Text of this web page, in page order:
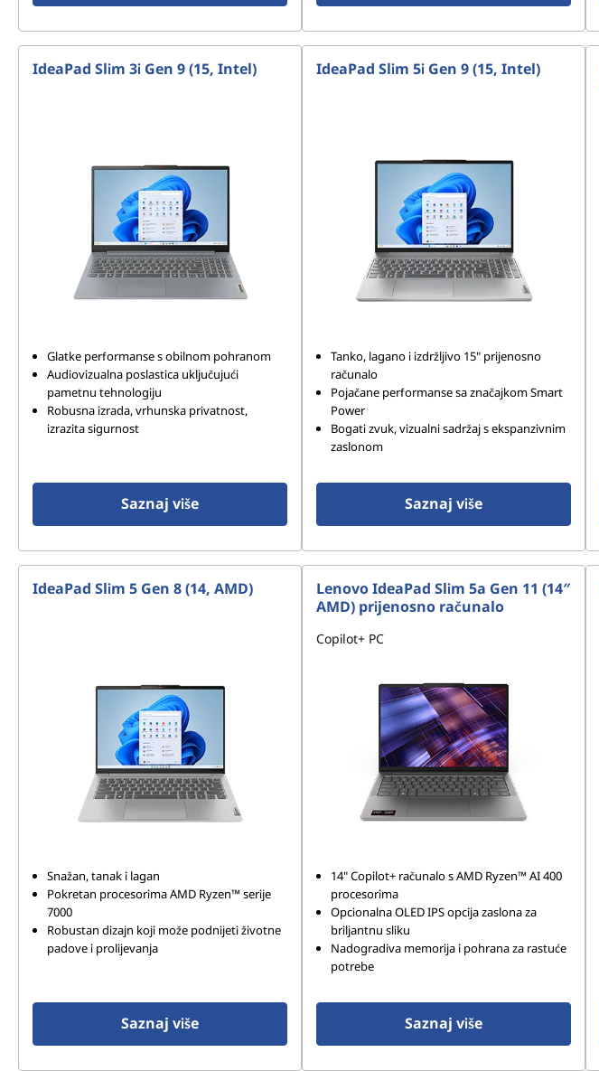
IdeaPad Slim 3i Gen 9 (15, Intel)
Glatke performanse s obilnom pohranom
Audiovizualna poslastica uključujući
pametnu tehnologiju
Robusna izrada, vrhunska privatnost,
izrazita sigurnost
Saznaj više
IdeaPad Slim 5i Gen 9 (15, Intel)
Tanko, lagano i izdržljivo 15" prijenosno
računalo
Pojačane performanse sa značajkom Smart
Power
Bogati zvuk, vizualni sadržaj s ekspanzivnim
zaslonom
Saznaj više
IdeaPad Slim 5 Gen 8 (14, AMD)
Snažan, tanak i lagan
Pokretan procesorima AMD Ryzen™ serije
7000
Robustan dizajn koji može podnijeti životne
padove i prolijevanja
Saznaj više
Lenovo IdeaPad Slim 5a Gen 11 (14″
AMD) prijenosno računalo
Copilot+ PC
14" Copilot+ računalo s AMD Ryzen™ AI 400
procesorima
Opcionalna OLED IPS opcija zaslona za
briljantnu sliku
Nadogradiva memorija i pohrana za rastuće
potrebe
Saznaj više